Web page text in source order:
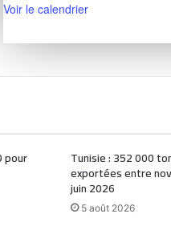
Voir le calendrier
pour Tunisie : 352 000
exportées entre
juin 2026
5 août 2026